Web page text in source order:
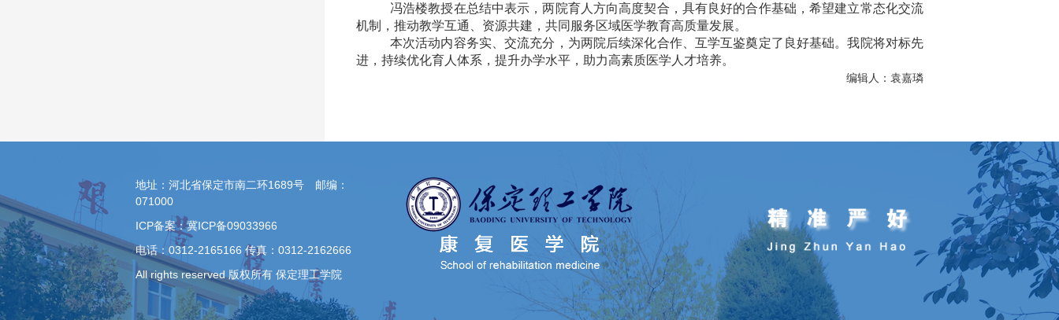
冯浩楼教授在总结中表示，两院育人方向高度契合，具有良好的合作基础，希望建立常态化交流
机制，推动教学互通、资源共建，共同服务区域医学教育高质量发展。
本次活动内容务实、交流充分，为两院后续深化合作、互学互鉴奠定了良好基础。我院将对标先
进，持续优化育人体系，提升办学水平，助力高素质医学人才培养。
编辑人：袁嘉璘
地址：河北省保定市南二环1689号 邮编：
071000
ICP备案：冀ICP备09033966
电话：0312-2165166 传真：0312-2162666
All rights reserved 版权所有 保定理工学院